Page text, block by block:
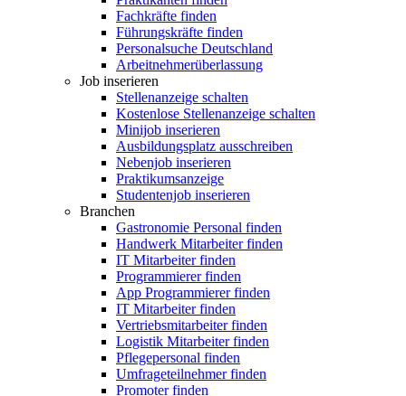
Fachkräfte finden
Führungskräfte finden
Personalsuche Deutschland
Arbeitnehmerüberlassung
Job inserieren
Stellenanzeige schalten
Kostenlose Stellenanzeige schalten
Minijob inserieren
Ausbildungsplatz ausschreiben
Nebenjob inserieren
Praktikumsanzeige
Studentenjob inserieren
Branchen
Gastronomie Personal finden
Handwerk Mitarbeiter finden
IT Mitarbeiter finden
Programmierer finden
App Programmierer finden
IT Mitarbeiter finden
Vertriebsmitarbeiter finden
Logistik Mitarbeiter finden
Pflegepersonal finden
Umfrageteilnehmer finden
Promoter finden